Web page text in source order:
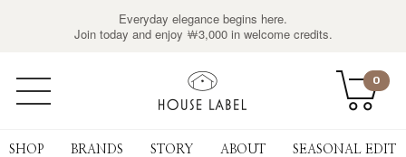
Everyday elegance begins here.
Join today and enjoy ￦3,000 in welcome credits.
0
SHOP BRANDS STORY ABOUT SEASONAL EDIT